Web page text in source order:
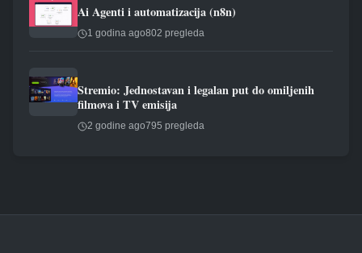
Ai Agenti i automatizacija (n8n)
1 godina ago802 pregleda
Stremio: Jednostavan i legalan put do omiljenih
filmova i TV emisija
2 godine ago795 pregleda